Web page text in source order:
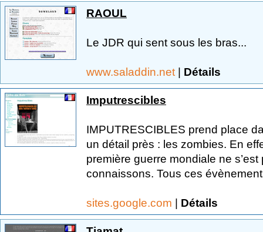
RAOUL
Le JDR qui sent sous les bras...
www.saladdin.net | Détails
Imputrescibles
IMPUTRESCIBLES prend place
un détail près : les zombies. En
première guerre mondiale ne
connaissons. Tous ces
sites.google.com | Détails